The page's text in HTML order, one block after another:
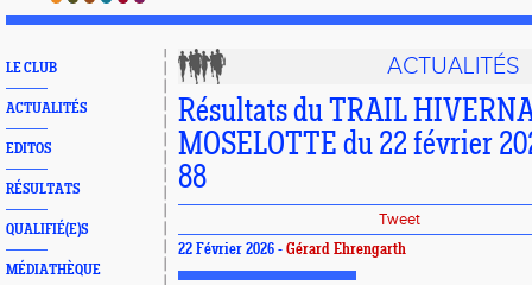
LE CLUB
ACTUALITÉS
EDITOS
RÉSULTATS
QUALIFIÉ(E)S
MÉDIATHÈQUE
ACTUALITÉS
Résultats du TRAIL
MOSELOTTE du 22 février
88
Tweet
22 Février 2026 - Gérard Ehrengarth